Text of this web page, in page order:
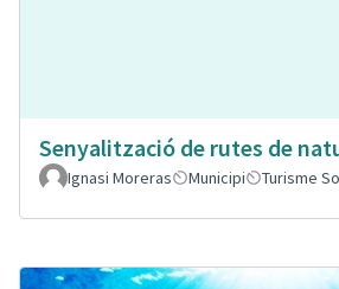
Senyalització de rutes de
Ignasi Moreras
Municipi Turisme